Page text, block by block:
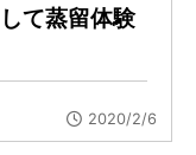
て蒸留体験
2020/2/6